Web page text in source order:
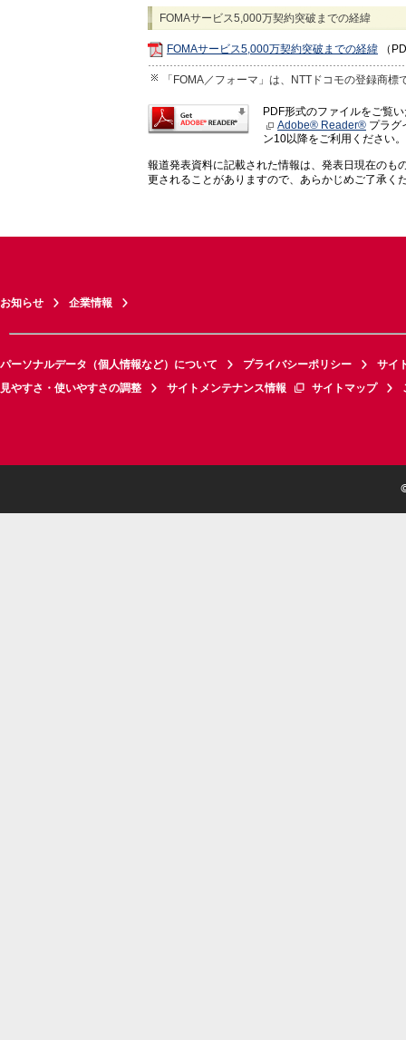
FOMAサービス5,000万契約突破までの経緯
FOMAサービス5,000万契約突破までの経緯 （
「FOMA／フォーマ」は、NTTドコモの登録商標
PDF形式のファイルをご覧
Adobe® Reader® プラグ
ン10以降をご利用ください。
報道発表資料に記載された情報は、発表日現在のも
更されることがありますので、あらかじめご了承く
お知らせ 企業情報
パーソナルデータ（個人情報など）について プライバシーポリシー
サイ
見やすさ・使いやすさの調整
サイトメンテナンス情報 サイトマップ